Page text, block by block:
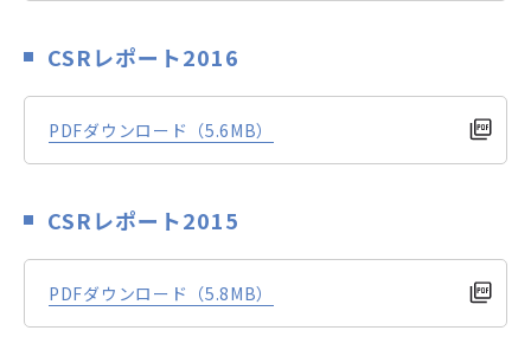
CSRレポート2016
PDFダウンロード（5.6MB）
CSRレポート2015
PDFダウンロード（5.8MB）